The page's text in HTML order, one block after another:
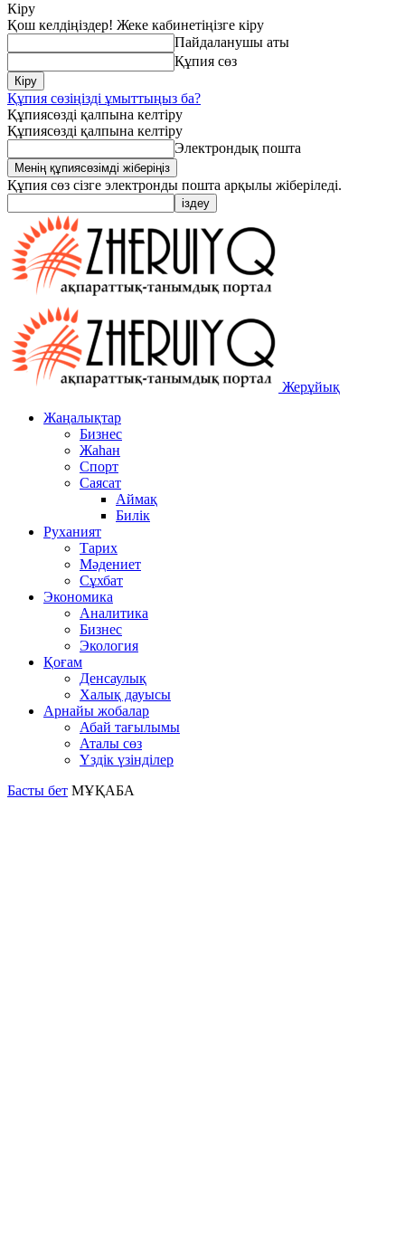
Кіру
Қош келдіңіздер! Жеке кабинетіңізге кіру
Пайдаланушы аты
Құпия сөз
Құпия сөзіңізді ұмыттыңыз ба?
Құпиясөзді қалпына келтіру
Құпиясөзді қалпына келтіру
Электрондық пошта
Құпия сөз сізге электронды пошта арқылы жіберіледі.
Жерұйық
Жаңалықтар
Бизнес
Жаһан
Спорт
Саясат
Аймақ
Билік
Руханият
Тарих
Мәдениет
Сұхбат
Экономика
Аналитика
Бизнес
Экология
Қоғам
Денсаулық
Халық дауысы
Арнайы жобалар
Абай тағылымы
Аталы сөз
Үздік үзінділер
Басты бет МҰҚАБА